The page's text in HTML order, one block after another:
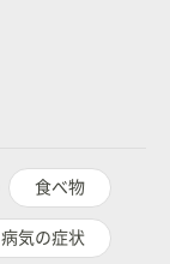
食べ物
病気の症状